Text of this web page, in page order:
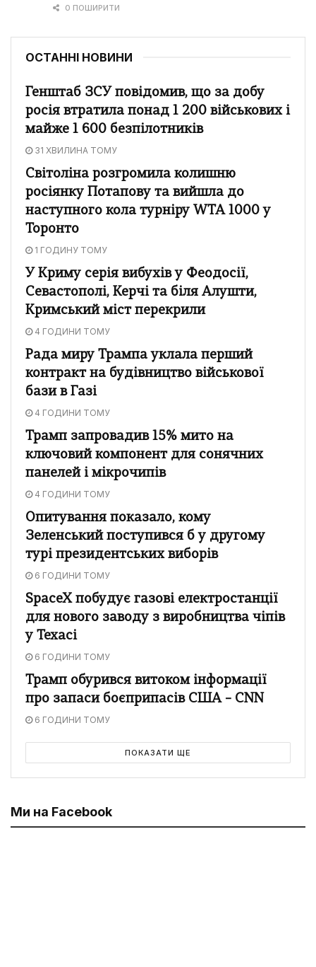
0 ПОШИРИТИ
ОСТАННІ НОВИНИ
Генштаб ЗСУ повідомив, що за добу
росія втратила понад 1 200 військових і
майже 1 600 безпілотників
31 ХВИЛИНА ТОМУ
Світоліна розгромила колишню
росіянку Потапову та вийшла до
наступного кола турніру WTA 1000 у
Торонто
1 ГОДИНУ ТОМУ
У Криму серія вибухів у Феодосії,
Севастополі, Керчі та біля Алушти,
Кримський міст перекрили
4 ГОДИНИ ТОМУ
Рада миру Трампа уклала перший
контракт на будівництво військової
бази в Газі
4 ГОДИНИ ТОМУ
Трамп запровадив 15% мито на
ключовий компонент для сонячних
панелей і мікрочипів
4 ГОДИНИ ТОМУ
Опитування показало, кому
Зеленський поступився б у другому
турі президентських виборів
6 ГОДИНИ ТОМУ
SpaceX побудує газові електростанції
для нового заводу з виробництва чіпів
у Техасі
6 ГОДИНИ ТОМУ
Трамп обурився витоком інформації
про запаси боєприпасів США – CNN
6 ГОДИНИ ТОМУ
ПОКАЗАТИ ЩЕ
Ми на Facebook